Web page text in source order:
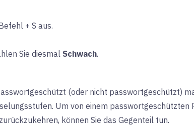
+ S aus.
Sie diesmal Schwach.
(oder nicht passwortgeschützt)
Um von einem passwortgeschützten
können Sie das Gegenteil tun.